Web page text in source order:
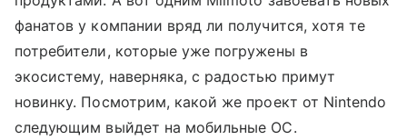
фанатов у компании вряд ли получится, хотя те
потребители, которые уже погружены в
экосистему, наверняка, с радостью примут
новинку. Посмотрим, какой же проект от Nintendo
следующим выйдет на мобильные ОС.